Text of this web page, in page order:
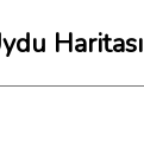
Haritası